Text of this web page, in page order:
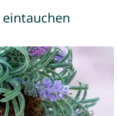
eintauchen